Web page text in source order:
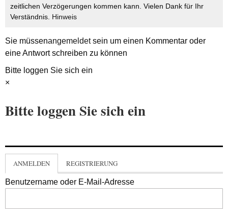
zeitlichen Verzögerungen kommen kann. Vielen Dank für Ihr
Verständnis. Hinweis
Sie müssenangemeldetsein um einen Kommentar oder
eine Antwort schreiben zu können
Bitte loggen Sie sich ein
×
Bitte loggen Sie sich ein
ANMELDEN REGISTRIERUNG
Benutzername oder E-Mail-Adresse